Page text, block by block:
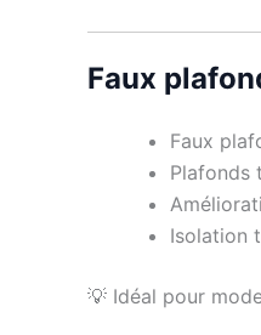
Faux
Faux
Plafonds
Isolation
💡 Idéal pour